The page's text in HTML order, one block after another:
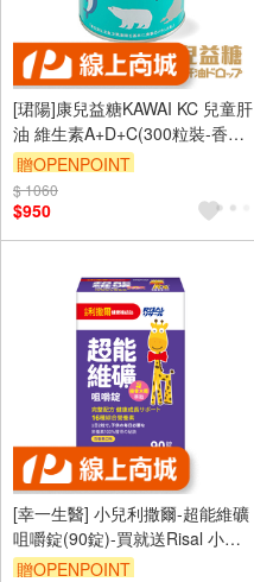
[珺陽]康兒益糖KAWAI KC 兒童肝
油 維生素A+D+C(300粒裝-香橙
風味)
贈OPENPOINT
$ 1060
$950
[幸一生醫] 小兒利撒爾-超能維礦
咀嚼錠(90錠)-買就送Risal 小兒
利撒爾長頸鹿酒精瓶
贈OPENPOINT